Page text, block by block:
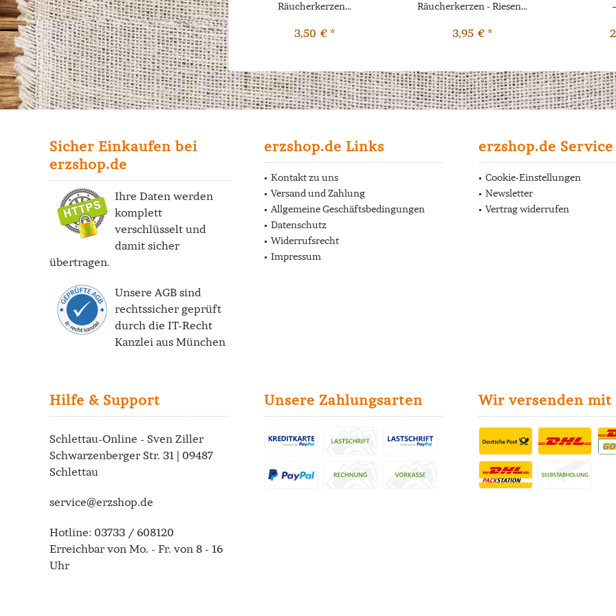
Räucherkerzen...
3,50 € *
Räucherkerzen - Riesen...
3,95 € *
Sicher Einkaufen bei
erzshop.de
Ihre Daten werden
komplett
verschlüsselt und
damit sicher
übertragen.
Unsere AGB sind
rechtssicher geprüft
durch die IT-Recht
Kanzlei aus München
erzshop.de Links
Kontakt zu uns
Versand und Zahlung
Allgemeine Geschäftsbedingungen
Datenschutz
Widerrufsrecht
Impressum
erzshop.de Service
Cookie-Einstellungen
Newsletter
Vertrag widerrufen
Hilfe & Support
Schlettau-Online - Sven Ziller
Schwarzenberger Str. 31 | 09487
Schlettau
service@erzshop.de
Hotline: 03733 / 608120
Erreichbar von Mo. - Fr. von 8 - 16
Uhr
Unsere Zahlungsarten Wir versenden mit